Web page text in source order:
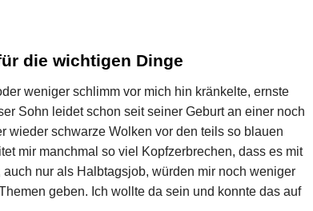
die wichtigen Dinge
weniger schlimm vor mich hin kränkelte, ernste
Sohn leidet schon seit seiner Geburt an einer noch
wieder schwarze Wolken vor den teils so blauen
mir manchmal so viel Kopfzerbrechen, dass es mit
nur als Halbtagsjob, würden mir noch weniger
geben. Ich wollte da sein und konnte das auf